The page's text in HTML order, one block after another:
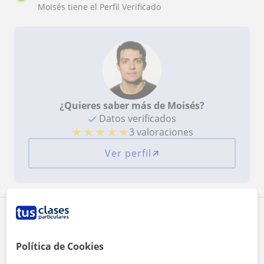
Moisés tiene el Perfil Verificado
¿Quieres saber más de Moisés?
Datos verificados
★ ★ ★ ★ ★3 valoraciones
Ver perfil
Zona de Moisés
Localidades a las que se desplaza para dar clase
Política de Cookies